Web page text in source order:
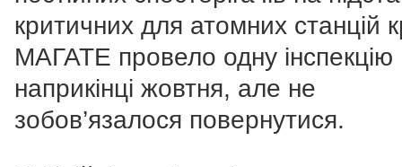
критичних для атомних станцій
МАГАТЕ провело одну інспекцію
наприкінці жовтня, але не
зобов’язалося повернутися.